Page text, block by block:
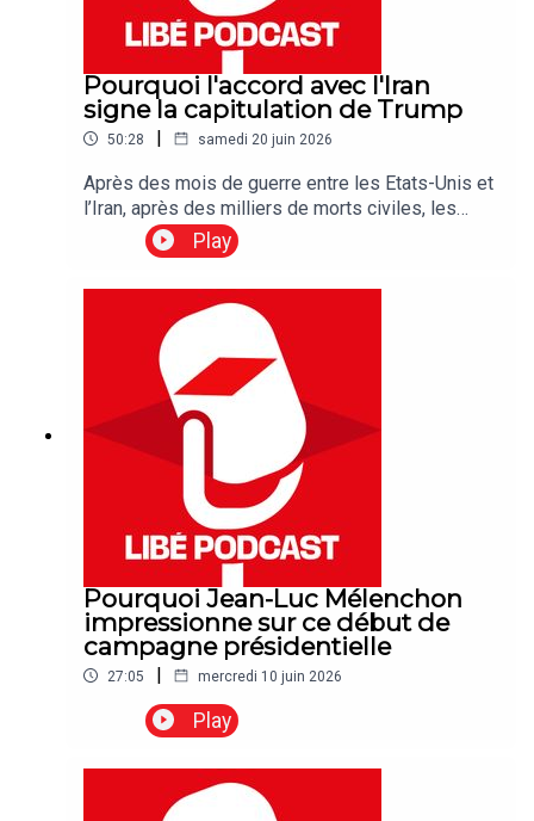
Pourquoi l'accord avec l'Iran
signe la capitulation de Trump
50:28 | samedi 20 juin 2026
Après des mois de guerre entre les Etats-Unis et
l’Iran, après des milliers de morts civiles, les
deux pays ont mis un terme au conflit au Moyen-
Orient en signant un protocole d’accord dans la
laisse entrevoir la victoire totale du régime de
Play
Pourquoi Jean-Luc Mélenchon
impressionne sur ce début de
campagne présidentielle
27:05 | mercredi 10 juin 2026
Play